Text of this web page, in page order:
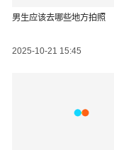
男生应该去哪些地方拍照
2025-10-21 15:45